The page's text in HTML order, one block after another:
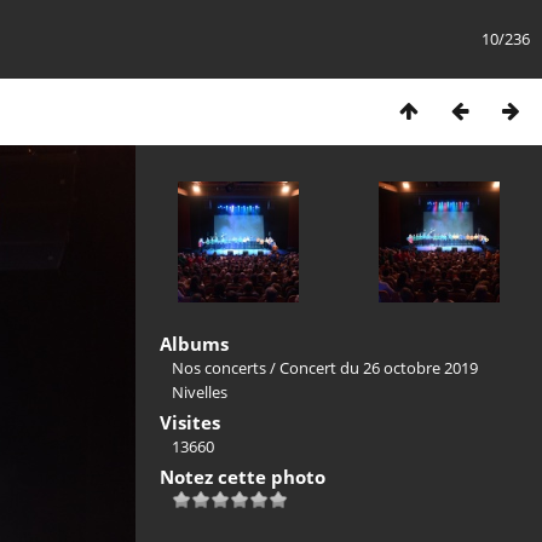
10/236
Albums
Nos concerts/Concert du 26 octobre 2019
Nivelles
Visites
13660
Notez cette photo